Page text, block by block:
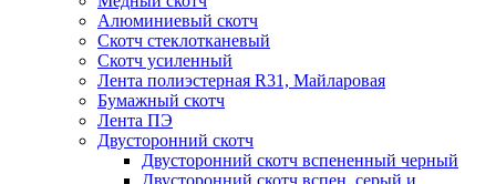
Алюминиевый скотч
Скотч стеклотканевый
Скотч усиленный
Лента полиэстерная R31, Майларовая
Бумажный скотч
Лента ПЭ
Двусторонний скотч
Двусторонний скотч вспененный черный
Двусторонний скотч вспен. серый и